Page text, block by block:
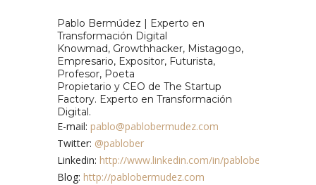
Pablo Bermúdez | Experto en
Transformación Digital
Knowmad, Growthhacker, Mistagogo,
Empresario, Expositor, Futurista,
Profesor, Poeta
Propietario y CEO de The Startup
Factory. Experto en Transformación
Digital.
E-mail: pablo@pablobermudez.com
Twitter: @pablober
Linkedin: http://www.linkedin.com/in/
Blog: http://pablobermudez.com